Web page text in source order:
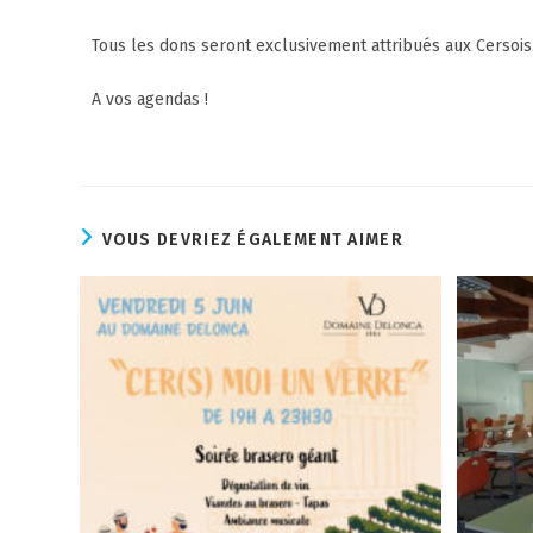
Tous les dons seront exclusivement attribués aux
A vos agendas !
VOUS DEVRIEZ ÉGALEMENT AIMER